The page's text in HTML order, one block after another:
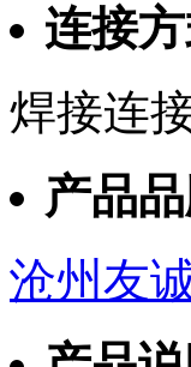
连接方
焊接连
产品品
沧州友